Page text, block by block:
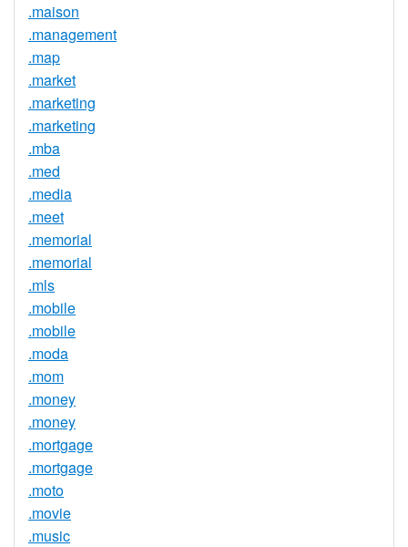
.maison
.management
.map
.market
.marketing
.marketing
.mba
.med
.media
.meet
.memorial
.memorial
.mls
.mobile
.mobile
.moda
.mom
.money
.money
.mortgage
.mortgage
.moto
.movie
.music